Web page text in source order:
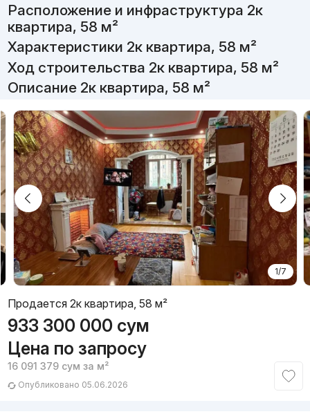
Расположение и инфраструктура 2к
квартира, 58 м²
Характеристики 2к квартира, 58 м²
Ход строительства 2к квартира, 58 м²
Описание 2к квартира, 58 м²
1/7
Продается 2к квартира, 58 м²
933 300 000 сум
Цена по запросу
16 091 379 сум за м²
Опубликовано 05.06.2026